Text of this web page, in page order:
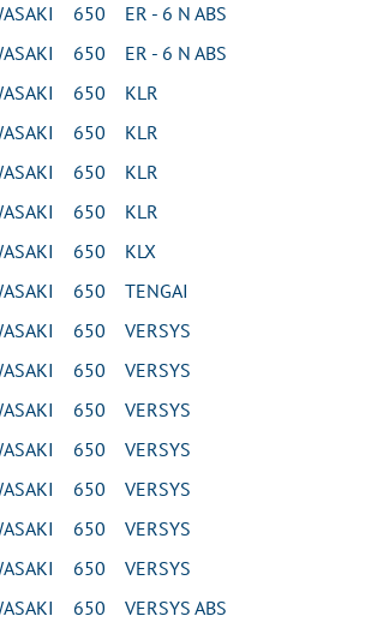
650 ER - 6 N ABS
650 ER - 6 N ABS
650 KLR
650 KLR
650 KLR
650 KLR
650 KLX
650 TENGAI
650 VERSYS
650 VERSYS
650 VERSYS
650 VERSYS
650 VERSYS
650 VERSYS
650 VERSYS
650 VERSYS ABS